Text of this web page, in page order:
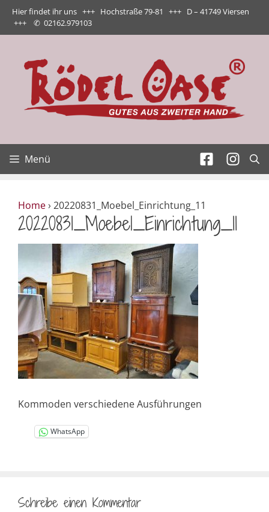
Zum
Inhalt
springen
Hier findet ihr uns +++ Hochstraße 79-81 +++ D – 41749 Viersen
+++ ✆ 02162.979103
Menü
Home› 20220831_Moebel_Einrichtung_11
20220831_Moebel_Einrichtung_11
Kommoden verschiedene Ausführungen
WhatsApp
Schreibe einen Kommentar